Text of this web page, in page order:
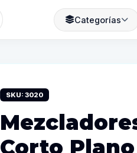
Categorías
SKU: 3020
Corto